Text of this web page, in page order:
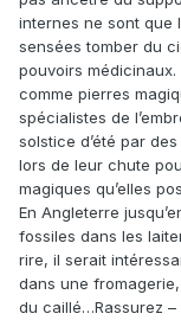
internes ne sont que
sensées tomber du
pouvoirs
comme pierres
spécialistes de
solstice d’été par
lors de leur chute
magiques qu’elles
En Angleterre
fossiles dans les
rire, il serait
dans une
du caillé…Rassurez –